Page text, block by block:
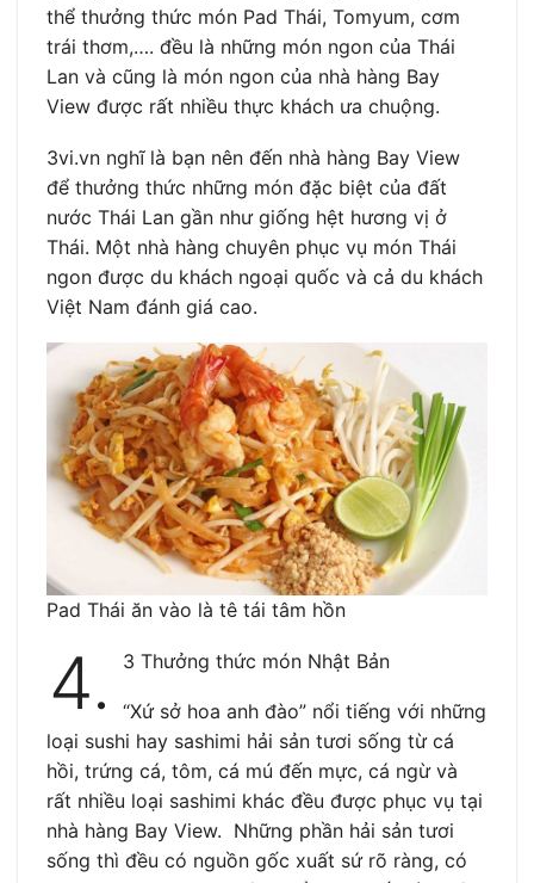
thể thưởng thức món Pad Thái, Tomyum, cơm
trái thơm,…. đều là những món ngon của Thái
Lan và cũng là món ngon của nhà hàng Bay
View được rất nhiều thực khách ưa chuộng.
3vi.vn nghĩ là bạn nên đến nhà hàng Bay View
để thưởng thức những món đặc biệt của đất
nước Thái Lan gần như giống hệt hương vị ở
Thái. Một nhà hàng chuyên phục vụ món Thái
ngon được du khách ngoại quốc và cả du khách
Việt Nam đánh giá cao.
Pad Thái ăn vào là tê tái tâm hồn
4. 3 Thưởng thức món Nhật Bản
“Xứ sở hoa anh đào” nổi tiếng với những
loại sushi hay sashimi hải sản tươi sống từ cá
hồi, trứng cá, tôm, cá mú đến mực, cá ngừ và
rất nhiều loại sashimi khác đều được phục vụ tại
nhà hàng Bay View. Những phần hải sản tươi
sống thì đều có nguồn gốc xuất sứ rõ ràng, có